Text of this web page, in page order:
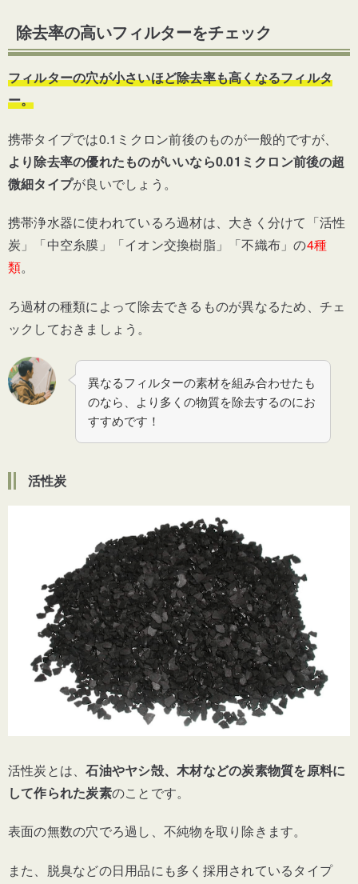
除去率の高いフィルターをチェック
フィルターの穴が小さいほど除去率も高くなるフィルタ
ー。
携帯タイプでは0.1ミクロン前後のものが一般的ですが、
より除去率の優れたものがいいなら0.01ミクロン前後の超
微細タイプが良いでしょう。
携帯浄水器に使われているろ過材は、大きく分けて「活性
炭」「中空糸膜」「イオン交換樹脂」「不織布」の4種
類。
ろ過材の種類によって除去できるものが異なるため、チェ
ックしておきましょう。
異なるフィルターの素材を組み合わせたも
のなら、より多くの物質を除去するのにお
すすめです！
活性炭
活性炭とは、石油やヤシ殻、木材などの炭素物質を原料に
して作られた炭素のことです。
表面の無数の穴でろ過し、不純物を取り除きます。
また、脱臭などの日用品にも多く採用されているタイプ